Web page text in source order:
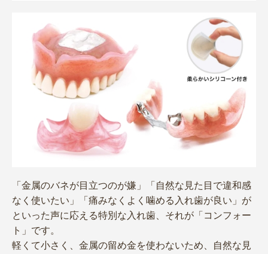
「金属のバネが目立つのが嫌」「自然な見た目で違和感
なく使いたい」「痛みなくよく噛める入れ歯が良い」が
といった声に応える特別な入れ歯、それが「コンフォー
ト」です。
軽くて小さく、金属の留め金を使わないため、自然な見